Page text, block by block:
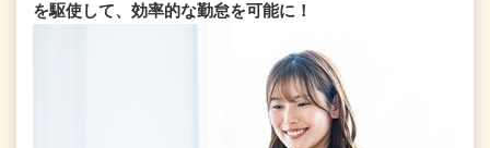
を駆使して、効率的な勤怠を可能に！